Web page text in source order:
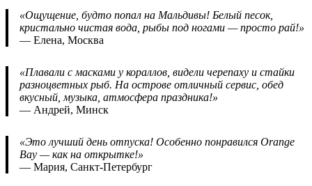
«Ощущение, будто попал на Мальдивы! Белый песок,
кристально чистая вода, рыбы под ногами — просто рай!»
— Елена, Москва
«Плавали с масками у кораллов, видели черепаху и стайки
разноцветных рыб. На острове отличный сервис, обед
вкусный, музыка, атмосфера праздника!»
— Андрей, Минск
«Это лучший день отпуска! Особенно понравился Orange
Bay — как на открытке!»
— Мария, Санкт-Петербург